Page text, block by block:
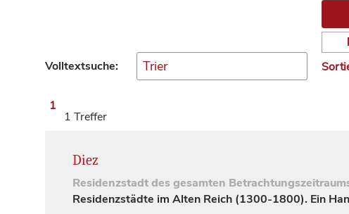
Volltextsuche:
1
1 Treffer
Diez
Residenzstadtdes gesamten
Residenzstädte im Alten Reich (1300-1800). Ein